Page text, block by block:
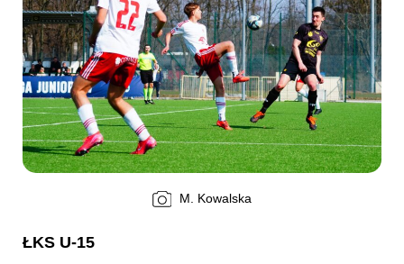
M. Kowalska
ŁKS U-15